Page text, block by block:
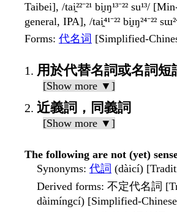
Taibei], /tai̯²²⁻²¹ bi̯ɪŋ¹³⁻²² su¹³/
general, IPA], /tai̯⁴¹⁻²²
Forms: 代名词 [Simplified-
用於代替名詞或名詞短
[Show more ▼]
近義詞，同義詞
[Show more ▼]
The following are not (yet)
Synonyms: 代詞 (dàicí)
Derived forms: 不定代名詞
dàimíngcí) [Simplified-